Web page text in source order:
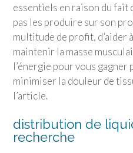
essentiels en raison du fait
pas les produire sur son
multitude de profit, d’aider
maintenir la masse
l’énergie pour vous
minimiser la douleur de
l’article.
distribution de
recherche